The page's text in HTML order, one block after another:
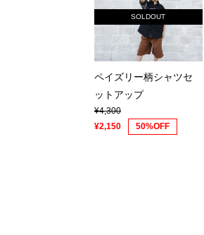
SOLDOUT
ペイズリー柄シャツセ
ットアップ
¥4,300
¥2,150
50%OFF